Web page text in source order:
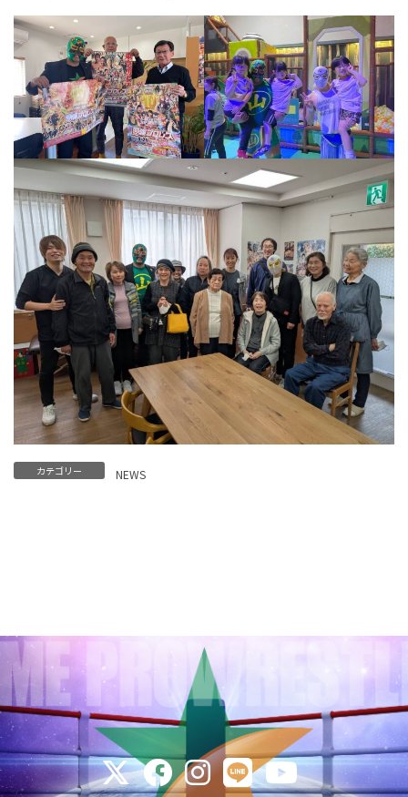
カテゴリー NEWS